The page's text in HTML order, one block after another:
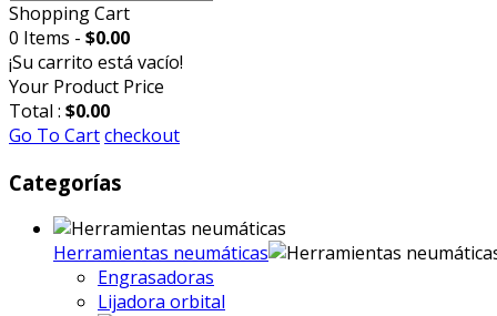
Shopping Cart
0 Items - $0.00
¡Su carrito está vacío!
Your Product Price
Total : $0.00
Go To Cartcheckout
Categorías
Herramientas neumáticas
Engrasadoras
Lijadora orbital